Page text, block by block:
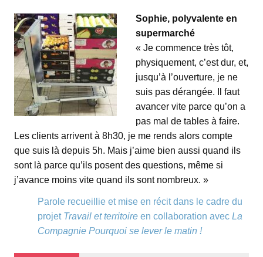
Sophie, polyvalente en
supermarché
« Je commence très tôt,
physiquement, c’est dur, et,
jusqu’à l’ouverture, je ne
suis pas dérangée. Il faut
avancer vite parce qu’on a
pas mal de tables à faire.
Les clients arrivent à 8h30, je me rends alors compte
que suis là depuis 5h. Mais j’aime bien aussi quand ils
sont là parce qu’ils posent des questions, même si
j’avance moins vite quand ils sont nombreux. »
Parole recueillie et mise en récit dans le cadre du
projet Travail et territoire en collaboration avec La
Compagnie Pourquoi se lever le matin !